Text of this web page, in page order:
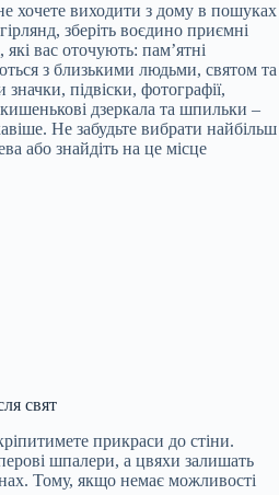
хочете виходити з дому в пошуках
зберіть воєдино приємні
вас оточують: пам’ятні
з близькими людьми, святом та
підвіски, фотографії,
дзеркала та шпильки –
Не забудьте вибрати найбільш
або знайдіть на це місце
свят
прикраси до стіни.
шпалери, а цвяхи залишать
Тому, якщо немає можливості